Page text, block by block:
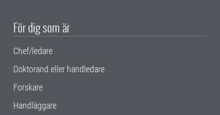
För dig som är
Chef/ledare
Doktorand eller handledare
Forskare
Handläggare